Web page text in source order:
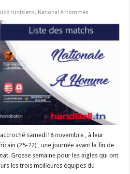
tunisiens, National A hommes
samedi18 novembre , à leur
(25-22) , une journée avant la fin de
Grosse semaine pour les aigles qui ont
les trois meilleures équipes du